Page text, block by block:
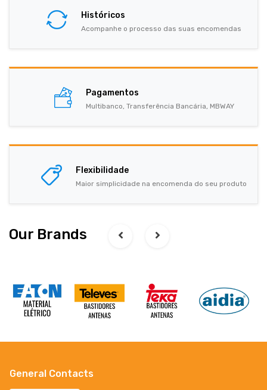
Históricos
Acompanhe o processo das suas encomendas
Pagamentos
Multibanco, Transferência Bancária, MBWAY
Flexibilidade
Maior simplicidade na encomenda do seu produto
Our Brands
General Contacts